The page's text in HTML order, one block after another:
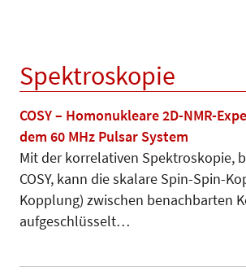
Spektroskopie
COSY – Homonukleare 2D-NMR-
dem 60 MHz Pulsar System
Mit der korrelativen Spektroskopie,
COSY, kann die skalare Spin-Spin-
Kopplung) zwischen benachbarten
aufgeschlüsselt…